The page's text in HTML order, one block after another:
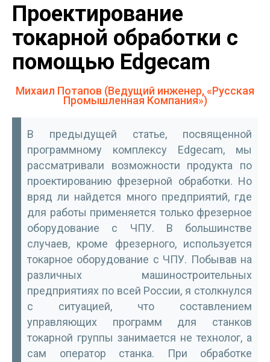
Проектирование
токарной обработки с
помощью Edgecam
Михаил Потапов (Ведущий инженер, «Русская
Промышленная Компания»)
В предыдущей статье, посвященной
программному комплексу Edgecam, мы
рассматривали возможности продукта по
проектированию фрезерной обработки. Но
вряд ли найдется много предприятий, где
для работы применяется только фрезерное
оборудование с ЧПУ. В большинстве
случаев, кроме фрезерного, используется
токарное оборудование с ЧПУ. Побывав на
различных машиностроительных
предприятиях по всей России, я столкнулся
с ситуацией, что составлением
управляющих программ для станков
токарной группы занимается не технолог, а
сам оператор станка. При обработке